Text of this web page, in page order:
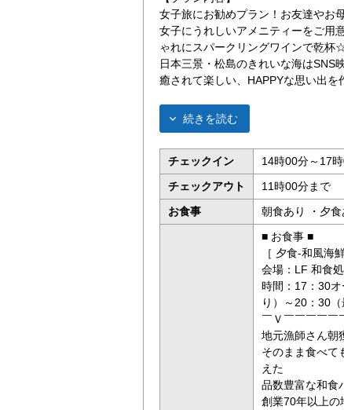
女子旅にお勧めプラン！お友達やお
女子にうれしいアメニティーをご用
ゃれにスパークリングワインで乾杯
日本三景・松島のきれいな海はSNS
癒されて楽しい、HAPPYな思い出を
続きを読む
チェックイン
14時00分～17
チェックアウト
11時00分まで
お食事
朝食あり ・夕食
■ お食事 ■
［ 夕食-和風海
会場：LF 和食処
時間：17：30
り）～20：30（
￣Ｖ￣￣￣￣￣
地元漁師さん朝
そのまま食べて
えた
品数豊富な和食
創業70年以上の